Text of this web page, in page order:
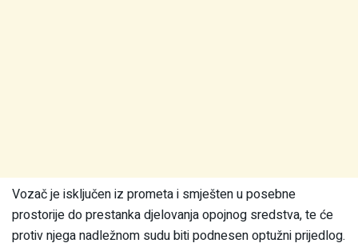
Vozač je isključen iz prometa i smješten u posebne
prostorije do prestanka djelovanja opojnog sredstva, te će
protiv njega nadležnom sudu biti podnesen optužni prijedlog.